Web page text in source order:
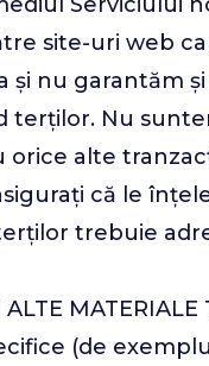
Serviciului
site-uri web
nu garantăm
terților. Nu
orice alte
că le
trebuie
MATERIALE
(de